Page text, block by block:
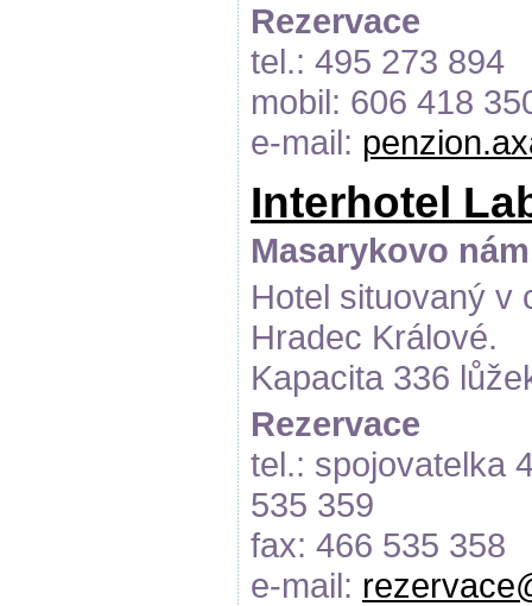
Rezervace
tel.: 495 273 894
mobil: 606 418
e-mail:
Interhotel
Masarykovo
Hotel situovaný v
Hradec Králové.
Kapacita 336
Rezervace
tel.: spojovatelka
535 359
fax: 466 535 358
e-mail: